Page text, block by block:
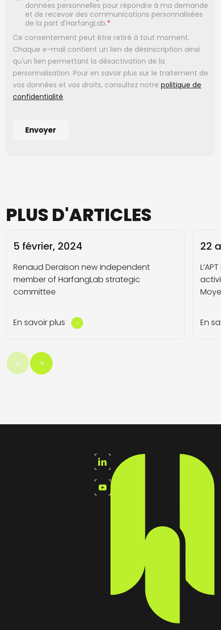
PLUS D'ARTICLES
5 février, 2024
Renaud Deraison new independent
member of HarfangLab strategic
committee
En savoir plus
22
En